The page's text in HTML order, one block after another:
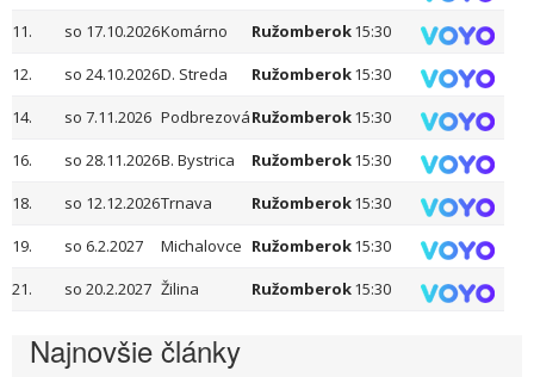
11.
so 17.10.2026Komárno Ružomberok15:30
12.
so 24.10.2026D. Streda Ružomberok15:30
14.
so 7.11.2026 PodbrezováRužomberok15:30
16.
so 28.11.2026B. Bystrica Ružomberok15:30
18.
so 12.12.2026Trnava Ružomberok15:30
19.
so 6.2.2027 Michalovce Ružomberok15:30
21.
so 20.2.2027 Žilina Ružomberok15:30
Najnovšie články